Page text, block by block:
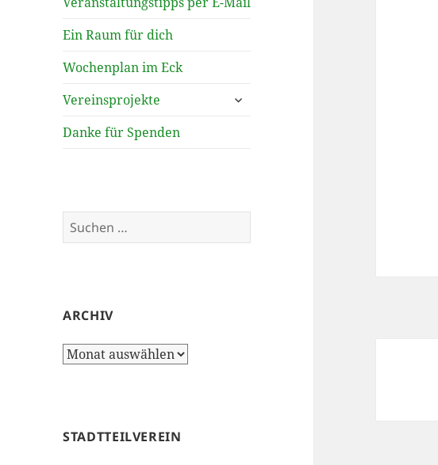
Ein Raum für dich
Wochenplan im Eck
Vereinsprojekte
untermenü
Danke für Spenden
Suchen
nach:
ARCHIV
Archiv
STADTTEILVEREIN